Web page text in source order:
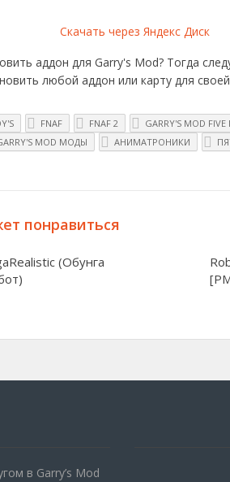
Скачать через Яндекс Диск
аддон для Garry's Mod? Тогда
любой аддон или карту для
FNAF FNAF 2
GARRY'S MOD
MOD МОДЫ АНИМАТРОНИКИ
понравиться
(Обунга
в Garry’s Mod